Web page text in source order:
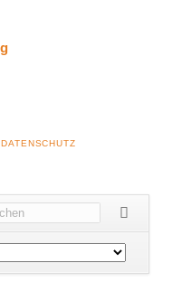
DATENSCHUTZ